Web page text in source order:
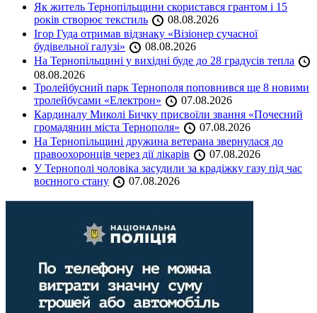
Як житель Тернопільщини скористався грантом і 15
років створює текстиль
08.08.2026
Ігор Гуда отримав відзнаку «Візіонер сучасної
будівельної галузі»
08.08.2026
На Тернопільщині у вихідні буде до 28 градусів тепла
08.08.2026
Тролейбусний парк Тернополя поповнився ще 8 новими
тролейбусами «Електрон»
07.08.2026
Кардиналу Миколі Бичку присвоїли звання «Почесний
громадянин міста Тернополя»
07.08.2026
На Тернопільщині дружина ветерана звернулася до
правоохоронців через дії лікарів
07.08.2026
У Тернополі чоловіка засудили за крадіжку газу під час
воєнного стану
07.08.2026